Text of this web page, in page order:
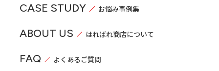
CASE STUDY お悩み事例集
ABOUT US はればれ商店について
FAQ よくあるご質問